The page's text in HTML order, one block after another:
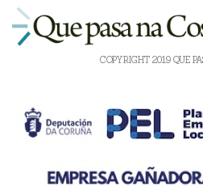
COPYRIGHT 2019 QUE